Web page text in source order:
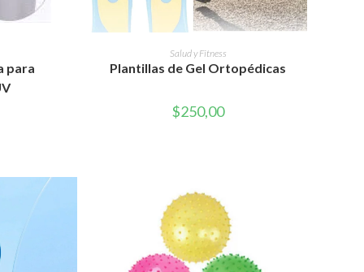
para
AÑADIR AL CARRITO
Salud y Fitness
Plantillas de Gel Ortopédicas
$250,00